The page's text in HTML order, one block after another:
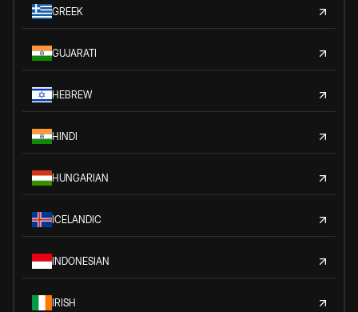
GREEK
GUJARATI
HEBREW
HINDI
HUNGARIAN
ICELANDIC
INDONESIAN
IRISH